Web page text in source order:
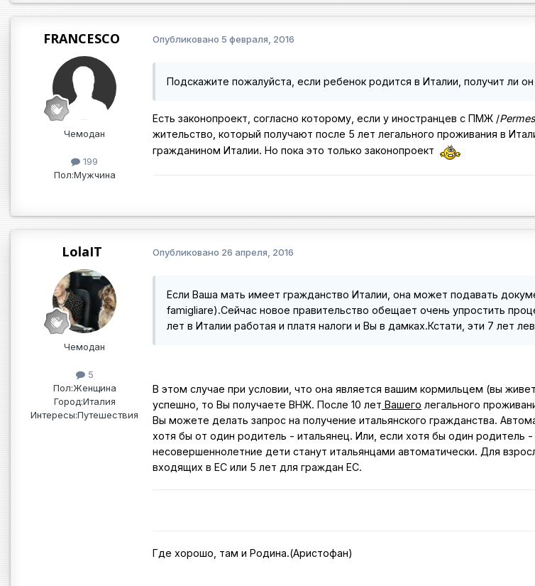
FRANCESCO
Чемодан
199
Пол:Мужчина
Опубликовано 5 февраля, 2016
Подскажите пожалуйста, если ребенок родится в Италии, получит ли
Есть законопроект, согласно которому, если у иностранцев с ПМЖ /
жительство, который получают после 5 лет легального проживания в
гражданином Италии. Но пока это только законопроект
LolaIT
Чемодан
5
Пол:Женщина
Город:Италия
Интересы:Путешествия
Опубликовано 26 апреля, 2016
Если Ваша мать имеет гражданство Италии, она может подавать
famigliare).Сейчас новое правительство обещает очень упростить
лет в Италии работая и платя налоги и Вы в дамках.Кстати, эти 7 лет
В этом случае при условии, что она является вашим кормильцем (вы
успешно, то Вы получаете ВНЖ. После 10 лет Вашего легального
Вы можете делать запрос на получение итальянского гражданства.
хотя бы от один родитель - итальянец. Или, если хотя бы один
несовершеннолетние дети станут итальянцами автоматически. Для
входящих в ЕС или 5 лет для граждан ЕС.
Где хорошо, там и Родина.(Аристофан)